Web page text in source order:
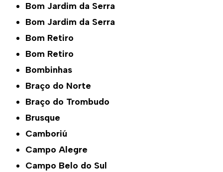
Bom Jardim da Serra
Bom Jardim da Serra
Bom Retiro
Bom Retiro
Bombinhas
Braço do Norte
Braço do Trombudo
Brusque
Camboriú
Campo Alegre
Campo Belo do Sul